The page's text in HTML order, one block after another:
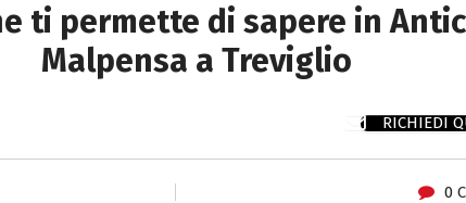
ti permette di sapere in
Malpensa a Treviglio
RICHIEDI
0